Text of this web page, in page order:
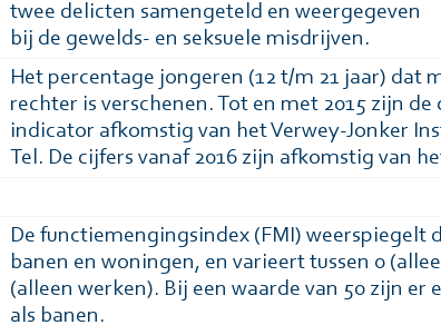
twee delicten samengeteld en weergegeven
bij de gewelds- en seksuele misdrijven.
Het percentage jongeren (12 t/m 21 jaar) dat
rechter is verschenen. Tot en met 2015 zijn de
indicator afkomstig van het Verwey-Jonker
Tel. De cijfers vanaf 2016 zijn afkomstig van
De functiemengingsindex (FMI) weerspiegelt
banen en woningen, en varieert tussen 0
(alleen werken). Bij een waarde van 50 zijn er
als banen.